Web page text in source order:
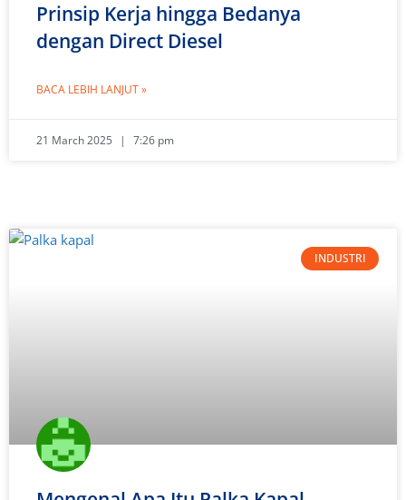
Prinsip Kerja hingga Bedanya
dengan Direct Diesel
BACA LEBIH LANJUT »
21 March 2025 7:26 pm
INDUSTRI